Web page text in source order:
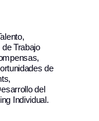
Trabajo
de
del
Individual.